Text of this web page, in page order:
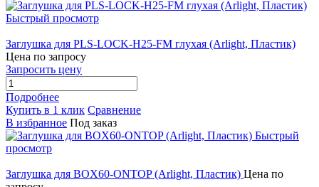
Быстрый просмотр
Заглушка для PLS-LOCK-H25-FM глухая (Arlight, Пластик)
Цена по запросу
Запросить цену
Подробнее
Купить в 1 клик Сравнение
В избранное Под заказ
Быстрый
просмотр
Заглушка для BOX60-ONTOP (Arlight, Пластик) Цена по